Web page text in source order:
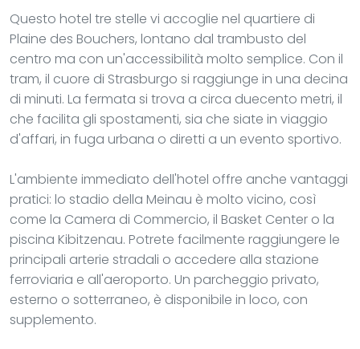
Questo hotel tre stelle vi accoglie nel quartiere di
Plaine des Bouchers, lontano dal trambusto del
centro ma con un'accessibilità molto semplice. Con il
tram, il cuore di Strasburgo si raggiunge in una decina
di minuti. La fermata si trova a circa duecento metri, il
che facilita gli spostamenti, sia che siate in viaggio
d'affari, in fuga urbana o diretti a un evento sportivo.
L'ambiente immediato dell'hotel offre anche vantaggi
pratici: lo stadio della Meinau è molto vicino, così
come la Camera di Commercio, il Basket Center o la
piscina Kibitzenau. Potrete facilmente raggiungere le
principali arterie stradali o accedere alla stazione
ferroviaria e all'aeroporto. Un parcheggio privato,
esterno o sotterraneo, è disponibile in loco, con
supplemento.